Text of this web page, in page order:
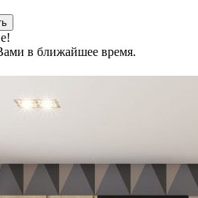
в ближайшее время.